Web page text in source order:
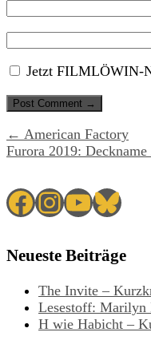
Jetzt FILMLÖWIN-
← American Factory
Furora 2019:
Facebook
Instagram
YouTube
Neueste Beiträge
The Invite –
Lesestoff: Marilyn
H wie Habicht –